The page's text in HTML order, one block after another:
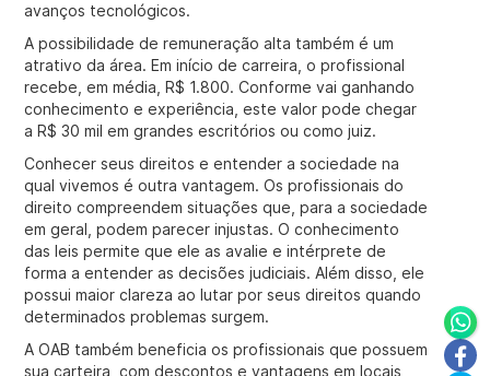
avanços tecnológicos.
A possibilidade de remuneração alta também é um
atrativo da área. Em início de carreira, o profissional
recebe, em média, R$ 1.800. Conforme vai ganhando
conhecimento e experiência, este valor pode chegar
a R$ 30 mil em grandes escritórios ou como juiz.
Conhecer seus direitos e entender a sociedade na
qual vivemos é outra vantagem. Os profissionais do
direito compreendem situações que, para a sociedade
em geral, podem parecer injustas. O conhecimento
das leis permite que ele as avalie e intérprete de
forma a entender as decisões judiciais. Além disso, ele
possui maior clareza ao lutar por seus direitos quando
determinados problemas surgem.
A OAB também beneficia os profissionais que possuem
sua carteira, com descontos e vantagens em locais